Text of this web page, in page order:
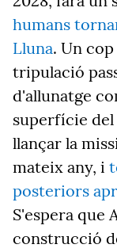
humans
Lluna. Un
tripulació
d'allunatge
superfície del
llançar la
mateix any, i
posteriors
S'espera que
construcció